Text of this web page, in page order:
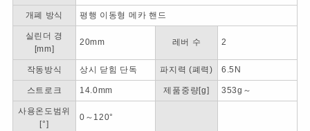
개폐 방식 평행 이동형 메카 핸드
실린더 경
[mm]
20mm 레버 수 2
작동방식 상시 닫힘 단독 파지력 (폐력) 6.5N
스트로크 14.0mm 제품중량[g] 353g～
사용온도범위
[°]
0～120°